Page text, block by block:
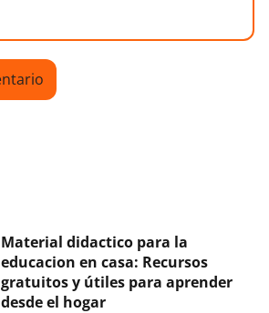
Material didactico para la
educacion en casa: Recursos
gratuitos y útiles para aprender
desde el hogar